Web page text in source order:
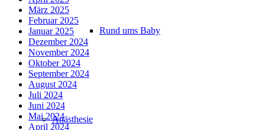
Rund ums Baby
Anästhesie
März 2025
Februar 2025
Januar 2025
Dezember 2024
November 2024
Oktober 2024
September 2024
August 2024
Juli 2024
Juni 2024
Mai 2024
April 2024